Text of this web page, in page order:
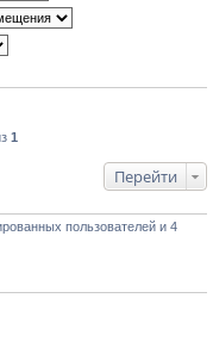
1
Перейти
пользователей и 4